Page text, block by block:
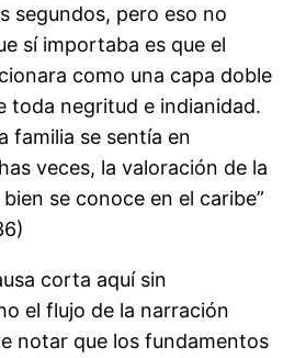
segundos, pero eso no
sí importaba es que el
como una capa doble
toda negritud e indianidad.
familia se sentía en
veces, la valoración de la
se conoce en el caribe”
corta aquí sin
el flujo de la narración
notar que los fundamentos